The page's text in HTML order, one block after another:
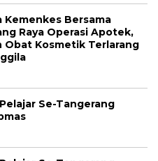
Kemenkes Bersama
Raya Operasi Apotek,
Obat Kosmetik Terlarang
Se-Tangerang